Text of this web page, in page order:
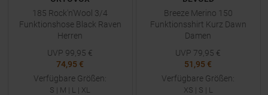
185 Rock'n'Wool 3/4
Funktionshose Black Raven
Herren
UVP 99,95 €
74,95 €
Verfügbare Größen:
S | M | L | XL
Breeze Merino 150
Funktionsshirt Kurz Dawn
Damen
UVP 79,95 €
51,95 €
Verfügbare Größen:
XS | S | L